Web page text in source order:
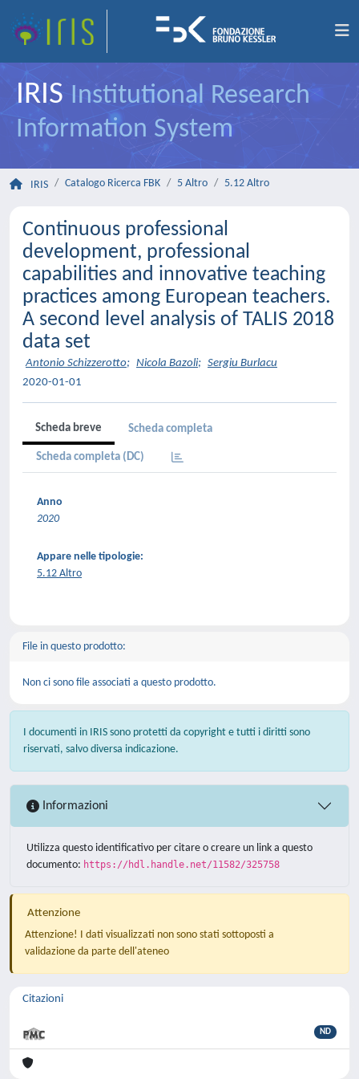
IRIS Institutional Research
Information System
IRIS Catalogo Ricerca FBK 5 Altro 5.12 Altro
Continuous professional
development, professional
capabilities and innovative teaching
practices among European teachers.
A second level analysis of TALIS 2018
data set
Antonio Schizzerotto; Nicola Bazoli; Sergiu Burlacu
2020-01-01
Scheda breve Scheda completa
Scheda completa (DC)
Anno
2020
Appare nelle tipologie:
5.12 Altro
File in questo prodotto:
Non ci sono file associati a questo prodotto.
I documenti in IRIS sono protetti da copyright e tutti i diritti sono
riservati, salvo diversa indicazione.
Informazioni
Utilizza questo identificativo per citare o creare un link a questo
documento: https://hdl.handle.net/11582/325758
Attenzione
Attenzione! I dati visualizzati non sono stati sottoposti a
validazione da parte dell'ateneo
Citazioni
ND